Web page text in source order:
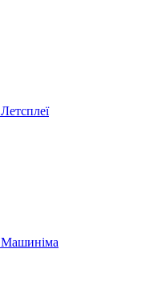
Летсплеї
Машиніма